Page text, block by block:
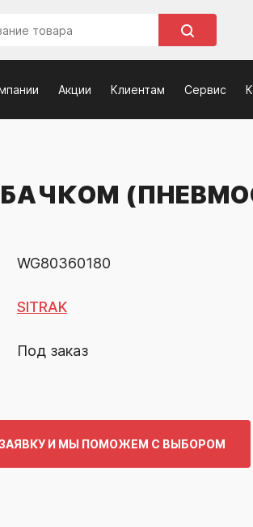
Акции Клиентам Сервис
WG80360180
SITRAK
Под заказ
ЗАЯВКУ И МЫ ПОМОЖЕМ С ВЫБОРОМ